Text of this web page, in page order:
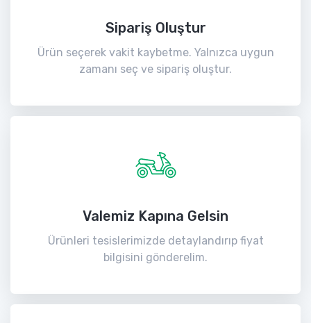
Sipariş Oluştur
Ürün seçerek vakit kaybetme. Yalnızca uygun
zamanı seç ve sipariş oluştur.
Valemiz Kapına Gelsin
Ürünleri tesislerimizde detaylandırıp fiyat
bilgisini gönderelim.